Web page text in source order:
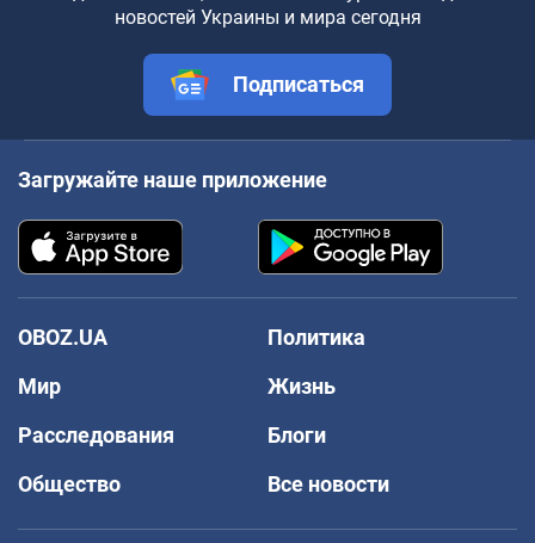
новостей Украины и мира сегодня
Подписаться
Загружайте наше приложение
OBOZ.UA
Политика
Мир
Жизнь
Расследования
Блоги
Общество
Все новости